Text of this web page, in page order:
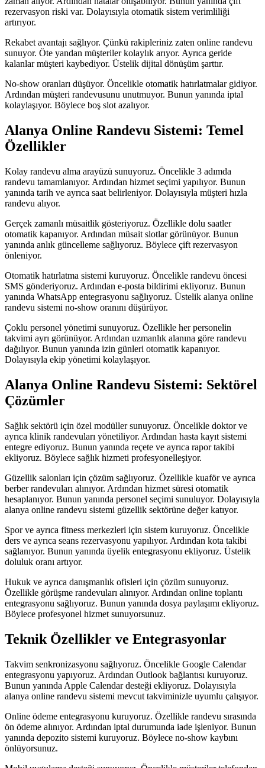
rezervasyon riski var. Dolayısıyla otomatik sistem verimliliği
artırıyor.
Rekabet avantajı sağlıyor. Çünkü rakipleriniz zaten online randevu
sunuyor. Öte yandan müşteriler kolaylık arıyor. Ayrıca geride
kalanlar müşteri kaybediyor. Üstelik dijital dönüşüm şarttır.
No-show oranları düşüyor. Öncelikle otomatik hatırlatmalar gidiyor.
Ardından müşteri randevusunu unutmuyor. Bunun yanında iptal
kolaylaşıyor. Böylece boş slot azalıyor.
Alanya Online Randevu Sistemi: Temel
Özellikler
Kolay randevu alma arayüzü sunuyoruz. Öncelikle 3 adımda
randevu tamamlanıyor. Ardından hizmet seçimi yapılıyor. Bunun
yanında tarih ve ayrıca saat belirleniyor. Dolayısıyla müşteri hızla
randevu alıyor.
Gerçek zamanlı müsaitlik gösteriyoruz. Özellikle dolu saatler
otomatik kapanıyor. Ardından müsait slotlar görünüyor. Bunun
yanında anlık güncelleme sağlıyoruz. Böylece çift rezervasyon
önleniyor.
Otomatik hatırlatma sistemi kuruyoruz. Öncelikle randevu öncesi
SMS gönderiyoruz. Ardından e-posta bildirimi ekliyoruz. Bunun
yanında WhatsApp entegrasyonu sağlıyoruz. Üstelik alanya online
randevu sistemi no-show oranını düşürüyor.
Çoklu personel yönetimi sunuyoruz. Özellikle her personelin
takvimi ayrı görünüyor. Ardından uzmanlık alanına göre randevu
dağılıyor. Bunun yanında izin günleri otomatik kapanıyor.
Dolayısıyla ekip yönetimi kolaylaşıyor.
Alanya Online Randevu Sistemi: Sektörel
Çözümler
Sağlık sektörü için özel modüller sunuyoruz. Öncelikle doktor ve
ayrıca klinik randevuları yönetiliyor. Ardından hasta kayıt sistemi
entegre ediyoruz. Bunun yanında reçete ve ayrıca rapor takibi
ekliyoruz. Böylece sağlık hizmeti profesyonelleşiyor.
Güzellik salonları için çözüm sağlıyoruz. Özellikle kuaför ve ayrıca
berber randevuları alınıyor. Ardından hizmet süresi otomatik
hesaplanıyor. Bunun yanında personel seçimi sunuluyor. Dolayısıyla
alanya online randevu sistemi güzellik sektörüne değer katıyor.
Spor ve ayrıca fitness merkezleri için sistem kuruyoruz. Öncelikle
ders ve ayrıca seans rezervasyonu yapılıyor. Ardından kota takibi
sağlanıyor. Bunun yanında üyelik entegrasyonu ekliyoruz. Üstelik
doluluk oranı artıyor.
Hukuk ve ayrıca danışmanlık ofisleri için çözüm sunuyoruz.
Özellikle görüşme randevuları alınıyor. Ardından online toplantı
entegrasyonu sağlıyoruz. Bunun yanında dosya paylaşımı ekliyoruz.
Böylece profesyonel hizmet sunuyorsunuz.
Teknik Özellikler ve Entegrasyonlar
Takvim senkronizasyonu sağlıyoruz. Öncelikle Google Calendar
entegrasyonu yapıyoruz. Ardından Outlook bağlantısı kuruyoruz.
Bunun yanında Apple Calendar desteği ekliyoruz. Dolayısıyla
alanya online randevu sistemi mevcut takviminizle uyumlu çalışıyor.
Online ödeme entegrasyonu kuruyoruz. Özellikle randevu sırasında
ön ödeme alınıyor. Ardından iptal durumunda iade işleniyor. Bunun
yanında depozito sistemi kuruyoruz. Böylece no-show kaybını
önlüyorsunuz.